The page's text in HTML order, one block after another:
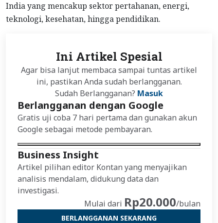
India yang mencakup sektor pertahanan, energi,
teknologi, kesehatan, hingga pendidikan.
Ini Artikel Spesial
Agar bisa lanjut membaca sampai tuntas artikel
ini, pastikan Anda sudah berlangganan.
Sudah Berlangganan? Masuk
Berlangganan dengan Google
Gratis uji coba 7 hari pertama dan gunakan akun
Google sebagai metode pembayaran.
Business Insight
Artikel pilihan editor Kontan yang menyajikan
analisis mendalam, didukung data dan
investigasi.
Mulai dari Rp20.000/bulan
BERLANGGANAN SEKARANG